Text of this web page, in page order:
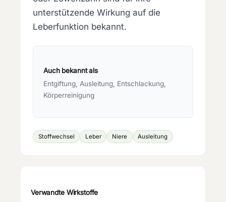
unterstützende Wirkung auf die
Leberfunktion bekannt.
Auch bekannt als
Entgiftung, Ausleitung, Entschlackung,
Körperreinigung
Stoffwechsel Leber Niere Ausleitung
Verwandte Wirkstoffe